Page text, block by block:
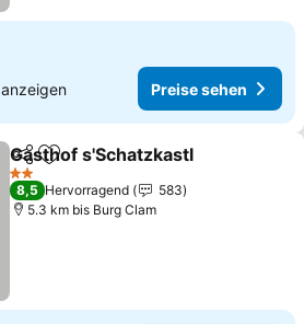
anzeigen Preise sehen
TeilenZu Favoriten hinzufügen
Gasthof s'Schatzkastl
2 Sterne
8,5 Hervorragend
583
5.3 km bis Burg Clam